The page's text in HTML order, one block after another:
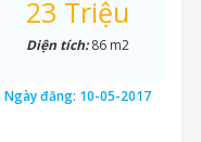
23 Triệu
Diện tích:86 m2
Ngày đăng: 10-05-2017